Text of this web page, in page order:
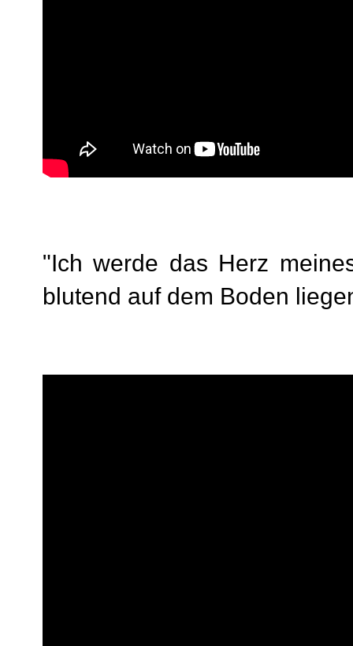
"Ich werde das Herz
blutend auf dem Boden